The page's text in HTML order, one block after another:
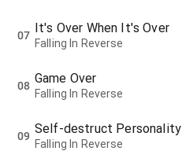
07 It's Over When It's Over
Falling In Reverse
08 Game Over
Falling In Reverse
09 Self-destruct Personality
Falling In Reverse